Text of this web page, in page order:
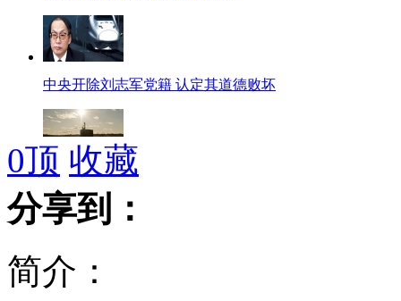
中央开除刘志军党籍 认定其道德败坏
美总统夫人发起打造首艘女性核潜艇
Angelababy自爆初恋
0顶 收藏
分享到：
简介：